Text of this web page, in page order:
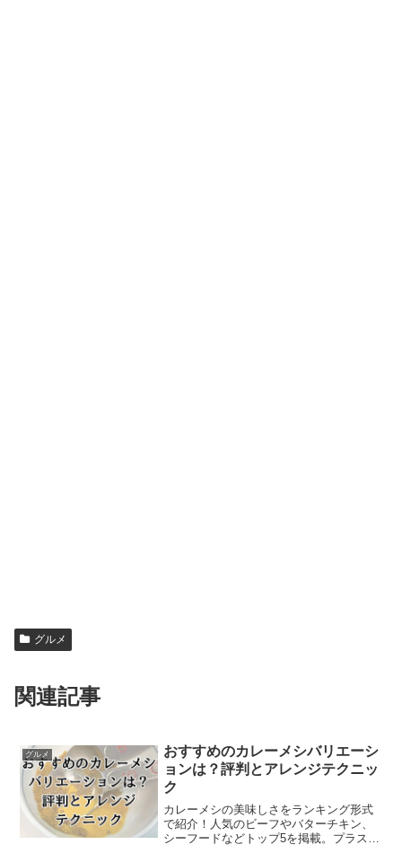
グルメ
関連記事
グルメ
おすすめのカレーメシバリエーシ
ョンは？評判とアレンジテクニッ
ク
カレーメシの美味しさをランキング形式
で紹介！人気のビーフやバターチキン、
シーフードなどトップ5を掲載。プラス、